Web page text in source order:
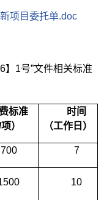
项目委托单.doc
】1号”文件相关标准
标准
）
时间
（工作日）
700 7
10